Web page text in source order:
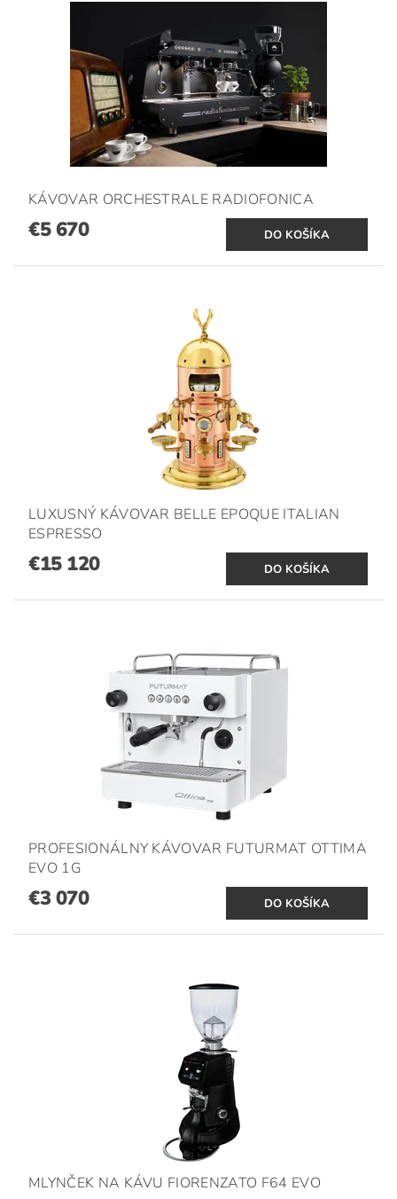
KÁVOVAR ORCHESTRALE RADIOFONICA
€5 670
LUXUSNÝ KÁVOVAR BELLE EPOQUE ITALIAN
ESPRESSO
€15 120
PROFESIONÁLNY KÁVOVAR FUTURMAT OTTIMA
EVO 1G
€3 070
MLYNČEK NA KÁVU FIORENZATO F64 EVO